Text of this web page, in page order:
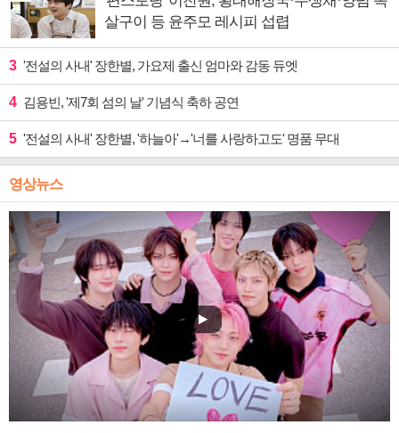
살구이 등 윤주모 레시피 섭렵
3 '전설의 사내' 장한별, 가요제 출신 엄마와 감동 듀엣
4 김용빈, '제7회 섬의 날' 기념식 축하 공연
5 '전설의 사내' 장한별, '하늘아'→'너를 사랑하고도' 명품 무대
영상뉴스